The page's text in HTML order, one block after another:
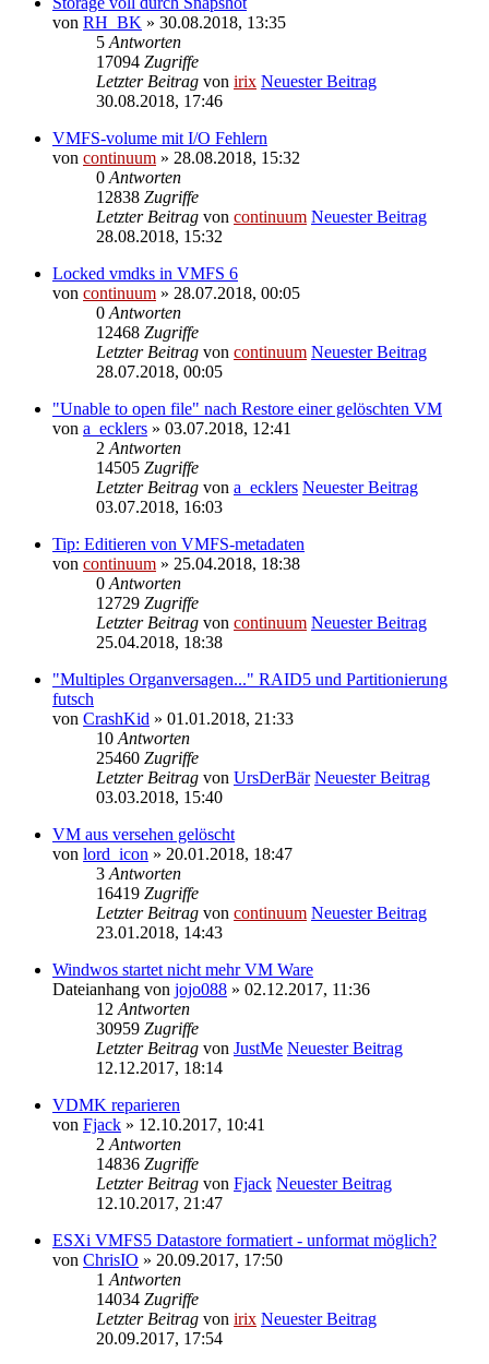
von RH_BK » 30.08.2018, 13:35
5 Antworten
17094 Zugriffe
Letzter Beitrag von irix Neuester Beitrag
30.08.2018, 17:46
VMFS-volume mit I/O Fehlern
von continuum » 28.08.2018, 15:32
0 Antworten
12838 Zugriffe
Letzter Beitrag von continuum Neuester Beitrag
28.08.2018, 15:32
Locked vmdks in VMFS 6
von continuum » 28.07.2018, 00:05
0 Antworten
12468 Zugriffe
Letzter Beitrag von continuum Neuester Beitrag
28.07.2018, 00:05
"Unable to open file" nach Restore einer gelöschten VM
von a_ecklers » 03.07.2018, 12:41
2 Antworten
14505 Zugriffe
Letzter Beitrag von a_ecklers Neuester Beitrag
03.07.2018, 16:03
Tip: Editieren von VMFS-metadaten
von continuum » 25.04.2018, 18:38
0 Antworten
12729 Zugriffe
Letzter Beitrag von continuum Neuester Beitrag
25.04.2018, 18:38
"Multiples Organversagen..." RAID5 und Partitionierung
futsch
von CrashKid » 01.01.2018, 21:33
10 Antworten
25460 Zugriffe
Letzter Beitrag von UrsDerBär Neuester Beitrag
03.03.2018, 15:40
VM aus versehen gelöscht
von lord_icon » 20.01.2018, 18:47
3 Antworten
16419 Zugriffe
Letzter Beitrag von continuum Neuester Beitrag
23.01.2018, 14:43
Windwos startet nicht mehr VM Ware
Dateianhang von jojo088 » 02.12.2017, 11:36
12 Antworten
30959 Zugriffe
Letzter Beitrag von JustMe Neuester Beitrag
12.12.2017, 18:14
VDMK reparieren
von Fjack » 12.10.2017, 10:41
2 Antworten
14836 Zugriffe
Letzter Beitrag von Fjack Neuester Beitrag
12.10.2017, 21:47
ESXi VMFS5 Datastore formatiert - unformat möglich?
von ChrisIO » 20.09.2017, 17:50
1 Antworten
14034 Zugriffe
Letzter Beitrag von irix Neuester Beitrag
20.09.2017, 17:54